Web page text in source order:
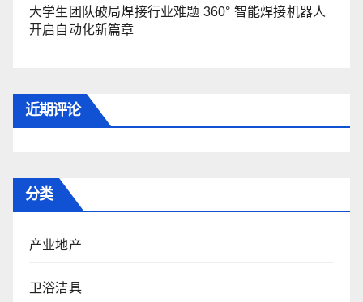
大学生团队破局焊接行业难题 360° 智能焊接机器人
开启自动化新篇章
近期评论
分类
产业地产
卫浴洁具